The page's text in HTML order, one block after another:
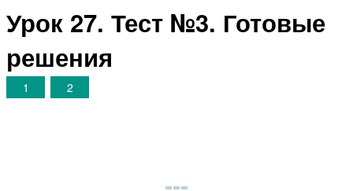
Урок 27. Тест №3. Готовые
решения
1 2